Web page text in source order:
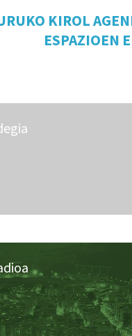
KIROL
ESPAZIOEN